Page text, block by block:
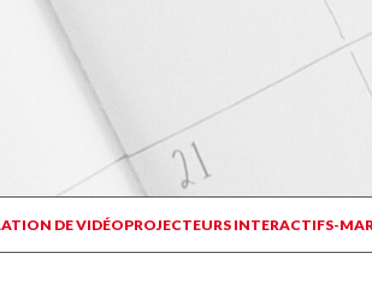
DE VIDÉOPROJECTEURS INTERACTIFS-